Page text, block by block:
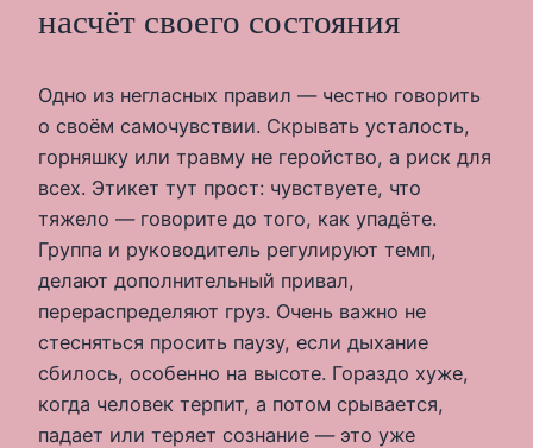
насчёт своего состояния
Одно из негласных правил — честно говорить
о своём самочувствии. Скрывать усталость,
горняшку или травму не геройство, а риск для
всех. Этикет тут прост: чувствуете, что
тяжело — говорите до того, как упадёте.
Группа и руководитель регулируют темп,
делают дополнительный привал,
перераспределяют груз. Очень важно не
стесняться просить паузу, если дыхание
сбилось, особенно на высоте. Гораздо хуже,
когда человек терпит, а потом срывается,
падает или теряет сознание — это уже